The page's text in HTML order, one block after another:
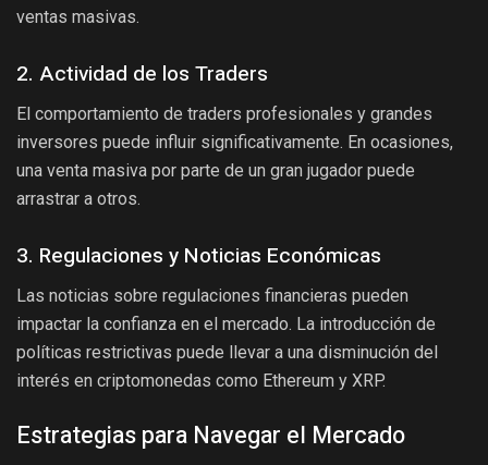
ventas masivas.
2. Actividad de los Traders
El comportamiento de traders profesionales y grandes
inversores puede influir significativamente. En ocasiones,
una venta masiva por parte de un gran jugador puede
arrastrar a otros.
3. Regulaciones y Noticias Económicas
Las noticias sobre regulaciones financieras pueden
impactar la confianza en el mercado. La introducción de
políticas restrictivas puede llevar a una disminución del
interés en criptomonedas como Ethereum y XRP.
Estrategias para Navegar el Mercado